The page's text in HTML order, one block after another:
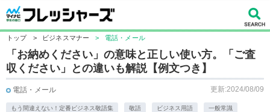
トップ > ビジネスマナー > 電話・メール
「お納めください」の意味と正しい使い方。「ご査
収ください」との違いも解説【例文つき】
電話・メール 更新:2024/08/09
もう間違えない！定番ビジネス敬語集 敬語 ビジネス用語 一般常識